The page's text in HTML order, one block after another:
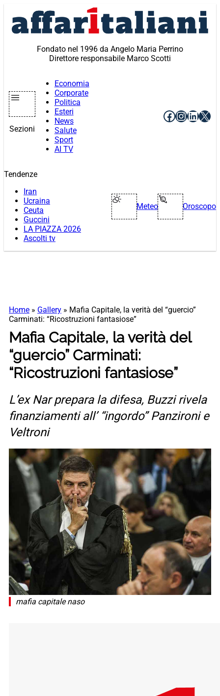
contenuto
Fondato nel 1996 da Angelo Maria Perrino
Direttore responsabile Marco Scotti
Sezioni
Economia
Corporate
Politica
Esteri
News
Salute
Sport
AI TV
Facebook
X
Tendenze
Iran
Ucraina
Ceuta
Guccini
LA PIAZZA 2026
Ascolti tv
Meteo Oroscopo
Home » Gallery » Mafia Capitale, la verità del “guercio”
Carminati: “Ricostruzioni fantasiose”
Mafia Capitale, la verità del
“guercio” Carminati:
“Ricostruzioni fantasiose”
L’ex Nar prepara la difesa, Buzzi rivela
finanziamenti all’ “ingordo” Panzironi e
Veltroni
mafia capitale naso